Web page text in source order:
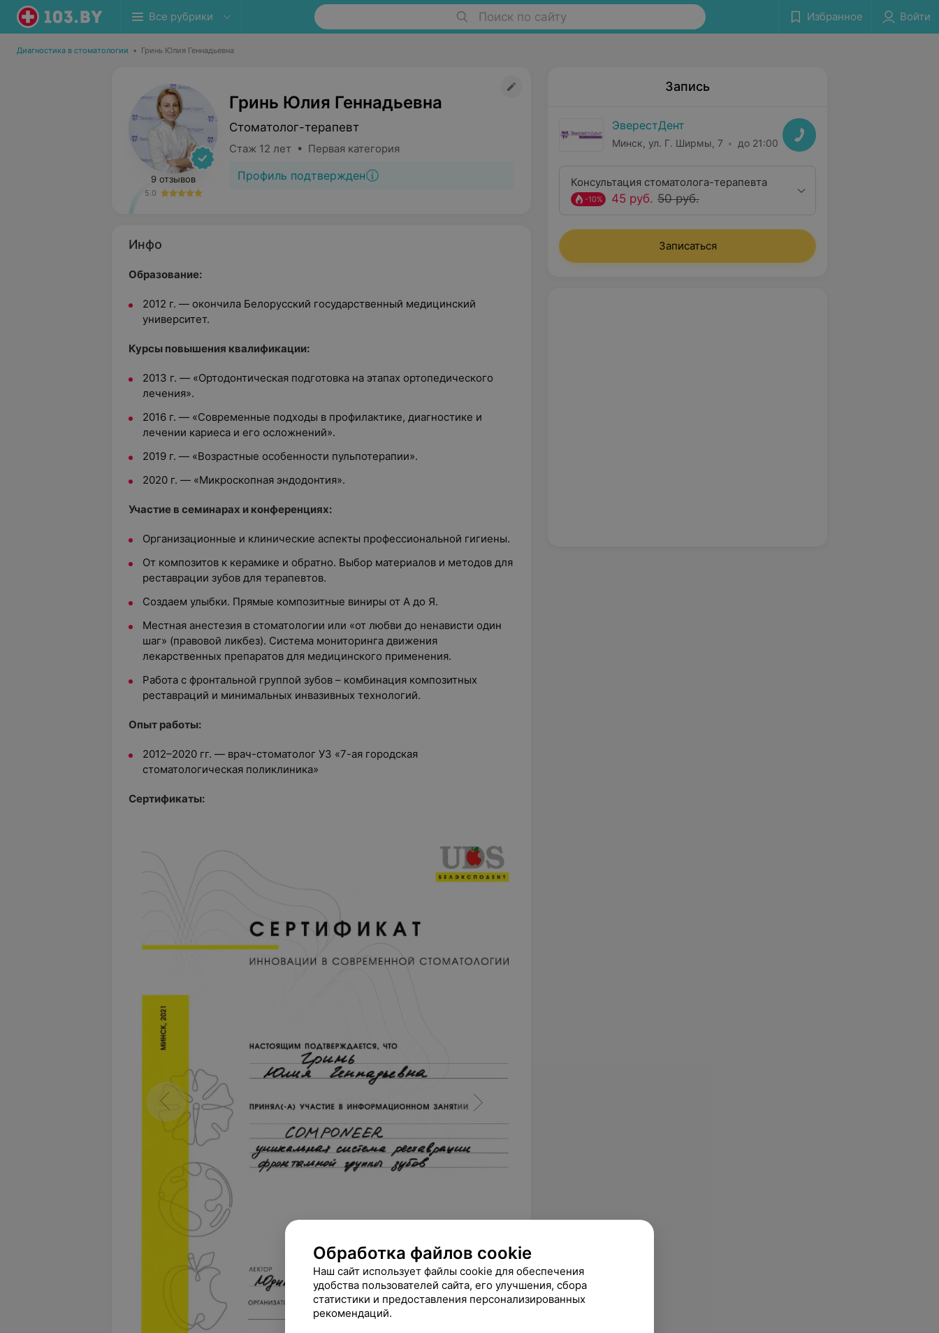
Все рубрики Поиск по сайту Избранное Войти
Диагностика в стоматологии • Гринь Юлия Геннадьевна
9 отзывов
5.0
Гринь Юлия Геннадьевна
Стоматолог-терапевт
Стаж 12 лет • Первая категория
Профиль подтвержден
Инфо
Образование:
2012 г. — окончила Белорусский государственный медицинский
университет.
Курсы повышения квалификации:
2013 г. — «Ортодонтическая подготовка на этапах ортопедического
лечения».
2016 г. — «Современные подходы в профилактике, диагностике и
лечении кариеса и его осложнений».
2019 г. — «Возрастные особенности пульпотерапии».
2020 г. — «Микроскопная эндодонтия».
Участие в семинарах и конференциях:
Организационные и клинические аспекты профессиональной гигиены.
От композитов к керамике и обратно. Выбор материалов и методов для
реставрации зубов для терапевтов.
Создаем улыбки. Прямые композитные виниры от А до Я.
Местная анестезия в стоматологии или «от любви до ненависти один
шаг» (правовой ликбез). Система мониторинга движения
лекарственных препаратов для медицинского применения.
Работа с фронтальной группой зубов – комбинация композитных
реставраций и минимальных инвазивных технологий.
Опыт работы:
2012–2020 гг. — врач-стоматолог УЗ «7-ая городская
стоматологическая поликлиника»
Сертификаты:
Запись
ЭверестДент
Минск, ул. Г. Ширмы, 7 до 21:00
Консультация стоматолога-терапевта
-10% 45 руб. 50 руб.
Записаться
Обработка файлов cookie
Наш сайт использует файлы cookie для обеспечения
удобства пользователей сайта, его улучшения, сбора
статистики и предоставления персонализированных
рекомендаций.